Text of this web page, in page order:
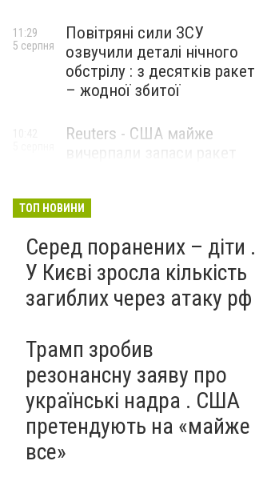
Повітряні сили ЗСУ
озвучили деталі нічного
обстрілу : з десятків ракет
– жодної збитої
11:29
5 серпня
Reuters - США майже
ТОП НОВИНИ
Серед поранених – діти .
У Києві зросла кількість
загиблих через атаку рф
Трамп зробив
резонансну заяву про
українські надра . США
претендують на «майже
все»